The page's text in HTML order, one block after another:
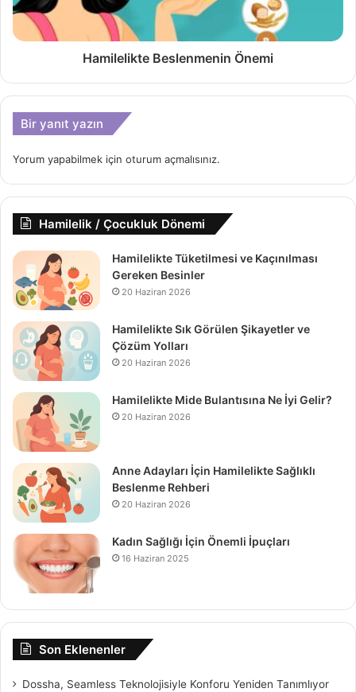
Hamilelikte Beslenmenin Önemi
Bir yanıt yazın
Yorum yapabilmek için oturum açmalısınız.
Hamilelik / Çocukluk Dönemi
Hamilelikte Tüketilmesi ve Kaçınılması
Gereken Besinler
20 Haziran 2026
Hamilelikte Sık Görülen Şikayetler ve
Çözüm Yolları
20 Haziran 2026
Hamilelikte Mide Bulantısına Ne İyi Gelir?
20 Haziran 2026
Anne Adayları İçin Hamilelikte Sağlıklı
Beslenme Rehberi
20 Haziran 2026
Kadın Sağlığı İçin Önemli İpuçları
16 Haziran 2025
Son Eklenenler
Dossha, Seamless Teknolojisiyle Konforu Yeniden Tanımlıyor